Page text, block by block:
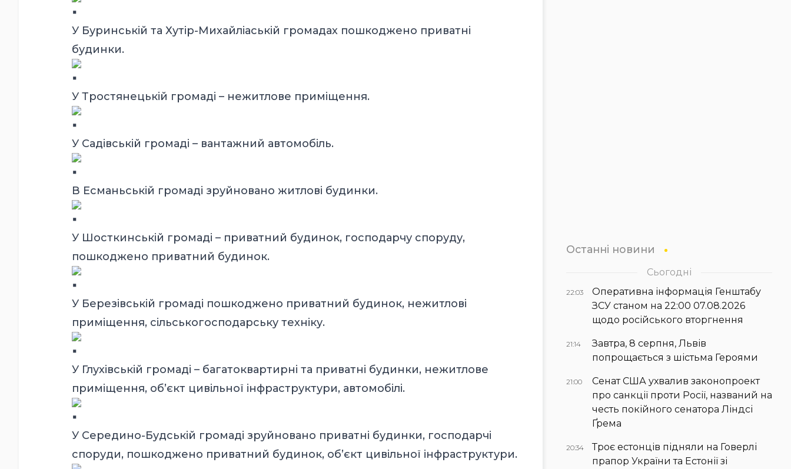
У Буринській та Хутір-Михайліаській громадах пошкоджено приватні
будинки.
У Тростянецькій громаді – нежитлове приміщення.
У Садівській громаді – вантажний автомобіль.
В Есманьській громаді зруйновано житлові будинки.
У Шосткинській громаді – приватний будинок, господарчу споруду,
пошкоджено приватний будинок.
У Березівській громаді пошкоджено приватний будинок, нежитлові
приміщення, сільськогосподарську техніку.
У Глухівській громаді – багатоквартирні та приватні будинки, нежитлове
приміщення, об’єкт цивільної інфраструктури, автомобілі.
У Середино-Будській громаді зруйновано приватні будинки, господарчі
споруди, пошкоджено приватний будинок, об’єкт цивільної інфраструктури.
Останні новини
Сьогодні
22:03
Оперативна інформація Генштабу
ЗСУ станом на 22:00 07.08.2026
щодо російського вторгнення
21:14
Завтра, 8 серпня, Львів
попрощається з шістьма Героями
21:00
Сенат США ухвалив законопроект
про санкції проти Росії, названий на
честь покійного сенатора Ліндсі
Ґрема
20:34
Троє естонців підняли на Говерлі
прапор України та Естонії зі